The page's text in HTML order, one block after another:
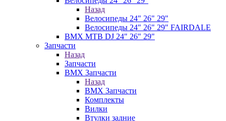
Назад
Велосипеды 24" 26" 29"
Велосипеды 24" 26" 29" FAIRDALE
BMX MTB DJ 24" 26" 29"
Запчасти
Назад
Запчасти
BMX Запчасти
Назад
BMX Запчасти
Комплекты
Вилки
Втулки задние